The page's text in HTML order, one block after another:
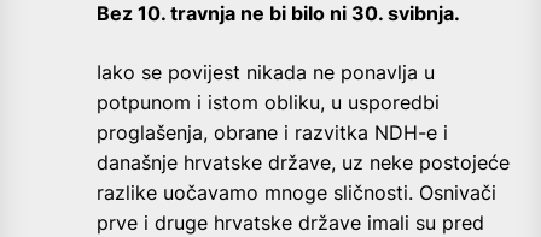
Bez 10. travnja ne bi bilo ni 30. svibnja.
Iako se povijest nikada ne ponavlja u
potpunom i istom obliku, u usporedbi
proglašenja, obrane i razvitka NDH-e i
današnje hrvatske države, uz neke postojeće
razlike uočavamo mnoge sličnosti. Osnivači
prve i druge hrvatske države imali su pred